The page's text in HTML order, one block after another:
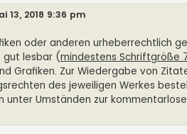
13, 2018 9:36 pm
oder anderen urheberrechtlich
gut lesbar (mindestens Schriftgröße
Grafiken. Zur Wiedergabe von
des jeweiligen Werkes
unter Umständen zur